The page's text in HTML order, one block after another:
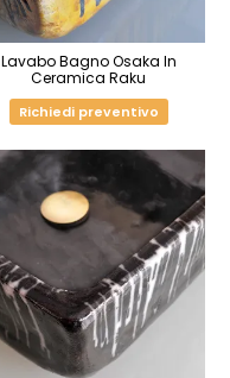
Lavabo Bagno Osaka In
Ceramica Raku
Richiedi preventivo